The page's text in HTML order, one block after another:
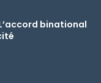
binational